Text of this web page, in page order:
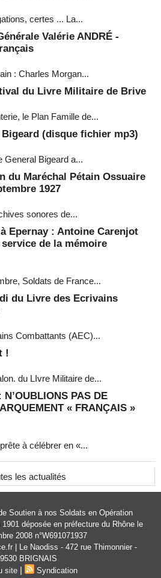
certes ... La...
Valérie ANDRÉ -
: Charles Morgan...
du Livre Militaire de Brive
le Plan Famille de...
(disque fichier mp3)
General Bigeard a...
du Maréchal Pétain Ossuaire
1927
sonores de...
Epernay : Antoine Carenjot
de la mémoire
Soldats de France...
du Livre des Ecrivains
Combattants (AEC)...
!
du LIvre Militaire de...
PAS DE
« FRANÇAIS »
à célébrer en «...
les actualités
Soutien à nos Soldats en Opération
déposée en préfecture du Rhône le
2008 n°W691071937
| Le Naodiss - 472 rue Thimonnier -
BRIGNAIS
site | Syndication